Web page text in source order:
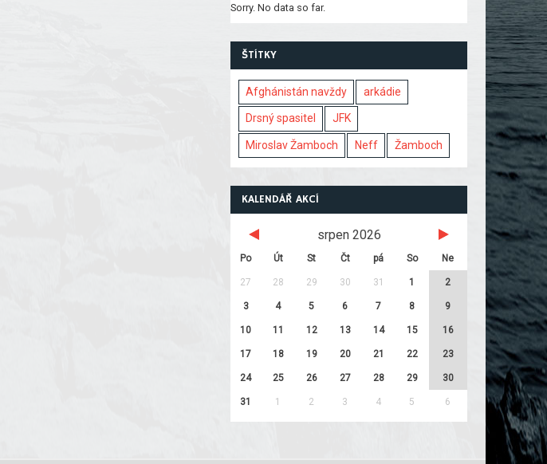
Sorry. No data so far.
ŠTÍTKY
Afghánistán navždy arkádie
Drsný spasitel JFK
Miroslav Žamboch Neff Žamboch
KALENDÁŘ AKCÍ
srpen 2026
Po Út St Čt pá So Ne
27 28 29 30 31 1 2
3 4 5 6 7 8 9
10 11 12 13 14 15 16
17 18 19 20 21 22 23
24 25 26 27 28 29 30
31 1 2 3 4 5 6